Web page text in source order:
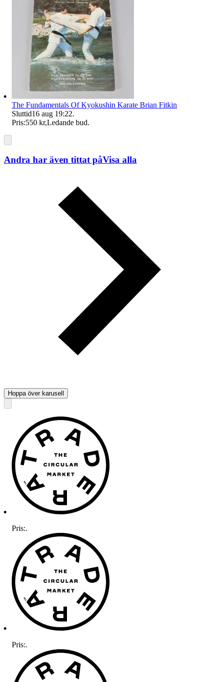
The Fundamentals Of Kyokushin Karate Brian Fitkin
Sluttid16 aug 19:22.
Pris:550 kr,Ledande bud.
Andra har även tittat påVisa alla
Hoppa över karusell
Pris:.
Pris:.